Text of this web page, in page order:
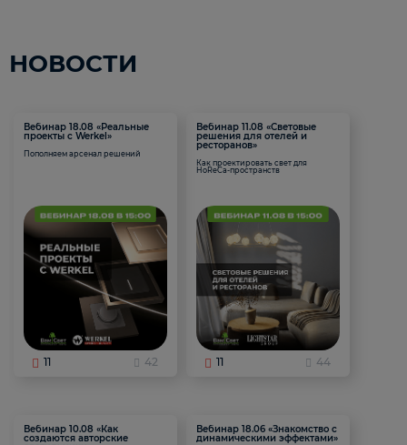
НОВОСТИ
Вебинар 18.08 «Реальные
проекты с Werkel»
Пополняем арсенал решений
11 42
Вебинар 11.08 «Световые
решения для отелей и
ресторанов»
Как проектировать свет для
HoReCa-пространств
11 44
Вебинар 10.08 «Как
создаются авторские
Вебинар 18.06 «Знакомство с
динамическими эффектами»